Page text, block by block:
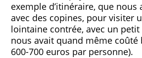
exemple d’itinéraire, que nous
avec des copines, pour visiter
lointaine contrée, avec un
nous avait quand même coûté
600-700 euros par personne).